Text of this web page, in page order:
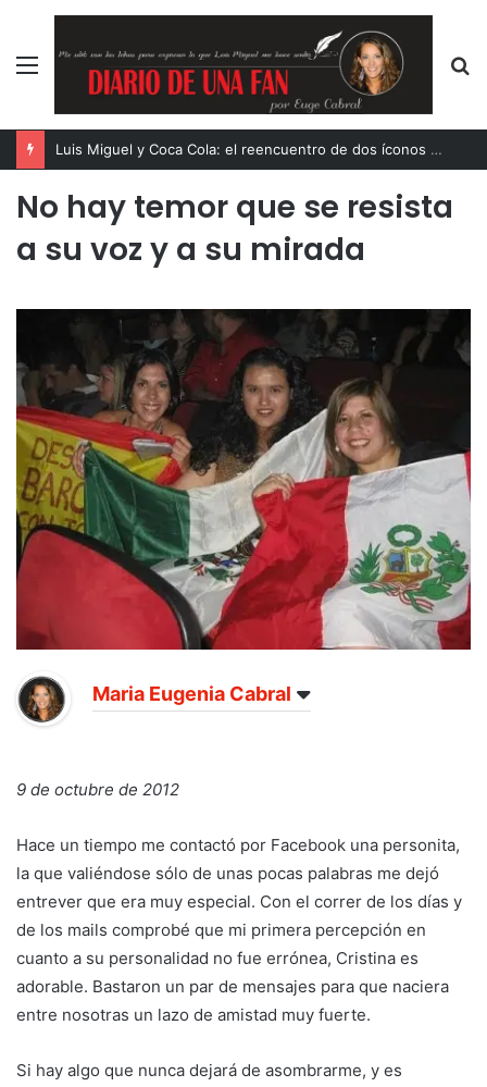
Menú
Luis Miguel y Coca Cola: el reencuentro de dos íconos eternos
No hay temor que se resista
a su voz y a su mirada
Maria Eugenia Cabral
9 de octubre de 2012
Hace un tiempo me contactó por Facebook una personita,
la que valiéndose sólo de unas pocas palabras me dejó
entrever que era muy especial. Con el correr de los días y
de los mails comprobé que mi primera percepción en
cuanto a su personalidad no fue errónea, Cristina es
adorable. Bastaron un par de mensajes para que naciera
entre nosotras un lazo de amistad muy fuerte.
Si hay algo que nunca dejará de asombrarme, y es